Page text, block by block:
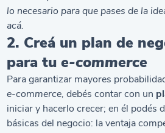
lo necesario para que pases de la
acá.
2. Creá un plan de
para tue-commerce
Para garantizar mayores
e-commerce, debés contar con un
iniciar y hacerlo crecer; en él podés
básicas del negocio: la ventaja